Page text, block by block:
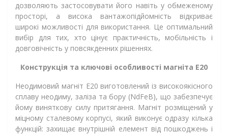
дозволяють застосовувати його навіть у обмеженому
просторі, а висока вантажопідйомність відкриває
широкі можливості для використання. Це оптимальний
вибір для тих, хто цінує практичність, мобільність і
довговічність у повсякденних рішеннях.
Конструкція та ключові особливості магніта Е20
Неодимовий магніт Е20 виготовлений із високоякісного
сплаву неодиму, заліза та бору (NdFeB), що забезпечує
йому виняткову силу притягання. Магніт розміщений у
міцному сталевому корпусі, який виконує одразу кілька
функцій: захищає внутрішній елемент від пошкоджень і